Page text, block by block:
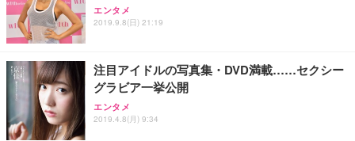
エンタメ
2019.9.8(日) 21:19
注目アイドルの写真集・DVD満載……セクシー
グラビア一挙公開
エンタメ
2019.4.8(月) 9:34